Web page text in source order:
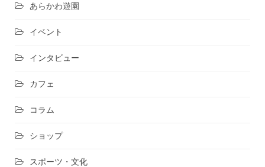
あらかわ遊園
イベント
インタビュー
カフェ
コラム
ショップ
スポーツ・文化